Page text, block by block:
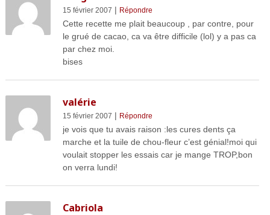
15 février 2007 | Répondre
Cette recette me plait beaucoup , par contre, pour
le grué de cacao, ca va être difficile (lol) y a pas ca
par chez moi.
bises
valérie
15 février 2007 | Répondre
je vois que tu avais raison :les cures dents ça
marche et la tuile de chou-fleur c’est génial!moi qui
voulait stopper les essais car je mange TROP,bon
on verra lundi!
Cabriola